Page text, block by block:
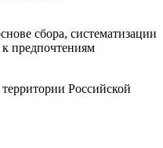
сбора, систематизации
предпочтениям
Российской